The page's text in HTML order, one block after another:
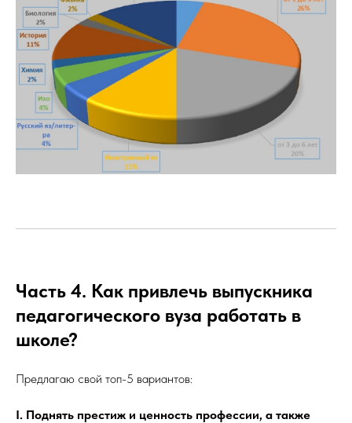
Часть 4. Как привлечь выпускника
педагогического вуза работать в
школе?
Предлагаю свой топ-5 вариантов:
I. Поднять престиж и ценность профессии, а также